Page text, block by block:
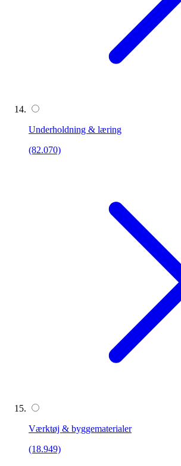
Underholdning & læring
(82.070)
Værktøj & byggematerialer
(18.949)